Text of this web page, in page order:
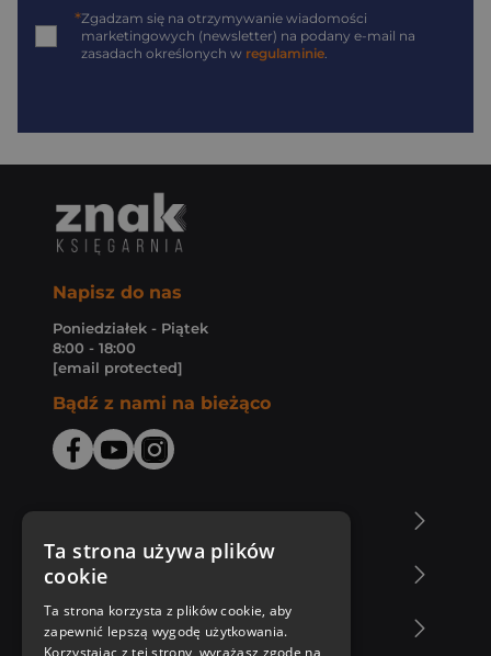
*Zgadzam się na otrzymywanie wiadomości
marketingowych (newsletter) na podany e-mail na
zasadach określonych w regulaminie.
Napisz do nas
Poniedziałek - Piątek
8:00 - 18:00
[email protected]
Bądź z nami na bieżąco
Zakupy u nas
Nasza oferta
Ta strona używa plików
cookie
Ta strona korzysta z plików cookie, aby
zapewnić lepszą wygodę użytkowania.
Korzystając z tej strony, wyrażasz zgodę na